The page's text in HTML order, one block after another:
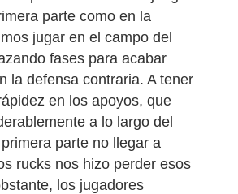
parte como en la
jugar en el campo del
fases para acabar
la defensa contraria. A tener
en los apoyos, que
a lo largo del
parte no llegar a
rucks nos hizo perder esos
los jugadores